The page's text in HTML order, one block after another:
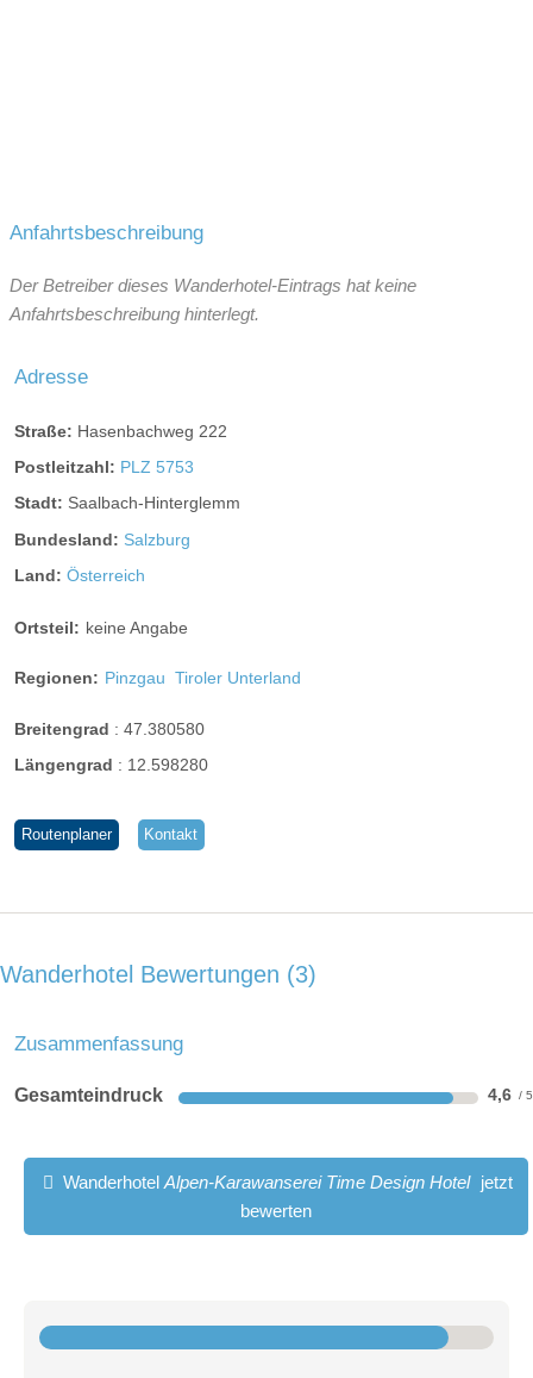
Anfahrtsbeschreibung
Der Betreiber dieses Wanderhotel-Eintrags hat keine
Anfahrtsbeschreibung hinterlegt.
Adresse
Straße: Hasenbachweg 222
Postleitzahl: PLZ 5753
Stadt: Saalbach-Hinterglemm
Bundesland: Salzburg
Land: Österreich
Ortsteil: keine Angabe
Regionen: Pinzgau Tiroler Unterland
Breitengrad : 47.380580
Längengrad : 12.598280
Routenplaner Kontakt
Wanderhotel Bewertungen 3
Zusammenfassung
Gesamteindruck 4,6
WanderhotelAlpen-Karawanserei Time Design Hotel jetzt
bewerten